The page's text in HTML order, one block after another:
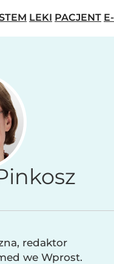
LEKI PACJENT E-
redaktor
we Wprost.